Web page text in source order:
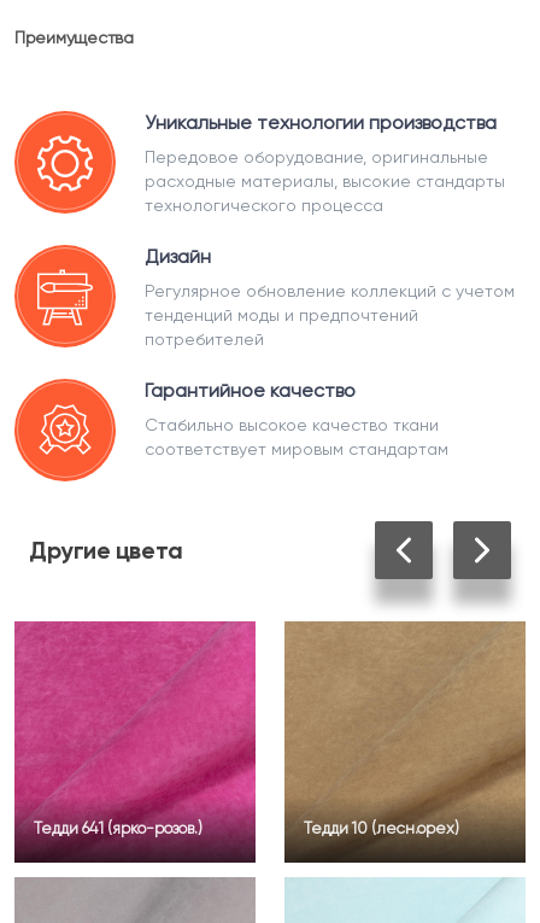
Преимущества
Уникальные технологии производства
Передовое оборудование, оригинальные
расходные материалы, высокие стандарты
технологического процесса
Дизайн
Регулярное обновление коллекций с учетом
тенденций моды и предпочтений
потребителей
Гарантийное качество
Стабильно высокое качество ткани
соответствует мировым стандартам
Другие цвета
Тедди 641 (ярко-розов.) Тедди 10 (лесн.орех)